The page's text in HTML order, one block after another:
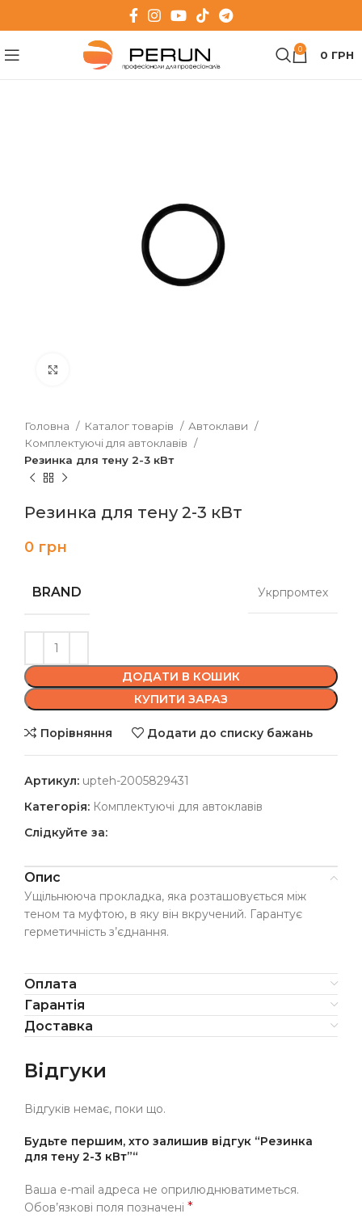
0 0 ГРН
Головна Каталог товарів
Автоклави
Комплектуючі для автоклавів
Резинка для тену 2-3 кВт
Резинка для тену 2-3 кВт
0 грн
BRAND Укрпромтех
ДОДАТИ В КОШИК
КУПИТИ ЗАРАЗ
Порівняння Додати до списку бажань
Артикул: upteh-2005829431
Категорія: Комплектуючі для автоклавів
Слідкуйте за:
Опис
Ущільнююча прокладка, яка розташовується між
теном та муфтою, в яку він вкручений. Гарантує
герметичність з’єднання.
Оплата
Гарантія
Доставка
Відгуки
Відгуків немає, поки що.
Будьте першим, хто залишив відгук “Резинка
для тену 2-3 кВт”“
Ваша e-mail адреса не оприлюднюватиметься.
Обов’язкові поля позначені *